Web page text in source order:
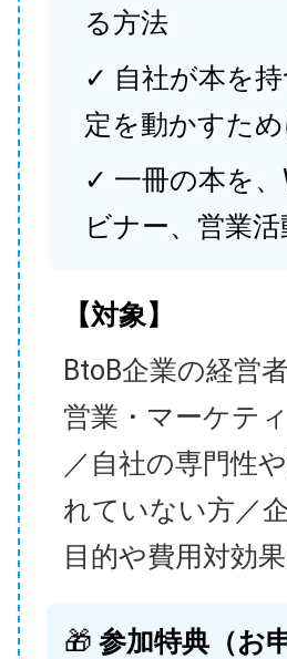
る方法
✓ 自社が本を
定を動かすた
✓ 一冊の本を
ビナー、営業
【対象】
BtoB企業の経営
営業・マーケテ
／自社の専門性
れていない方／
目的や費用対効
🎁 参加特典（お